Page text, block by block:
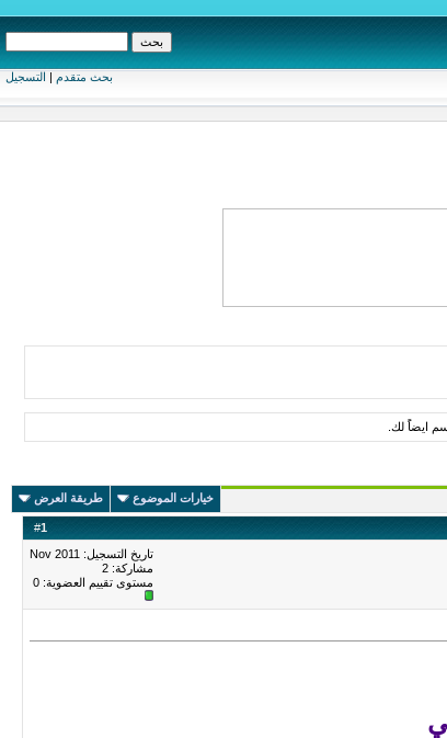
بحث متقدم | التسجيل
ايضاًَ لك.
خيارات الموضوع طريقة العرض
#1
تاريخ التسجيل: Nov 2011
مشاركة: 2
مستوى تقييم العضوية: 0